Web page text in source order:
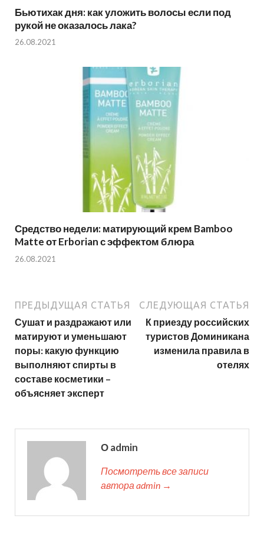
Бьютихак дня: как уложить волосы если под
рукой не оказалось лака?
26.08.2021
Средство недели: матирующий крем Bamboo
Matte от Erborian с эффектом блюра
26.08.2021
ПРЕДЫДУЩАЯ СТАТЬЯ
Сушат и раздражают или
матируют и уменьшают
поры: какую функцию
выполняют спирты в
составе косметики –
объясняет эксперт
СЛЕДУЮЩАЯ СТАТЬЯ
К приезду российских
туристов Доминикана
изменила правила в
отелях
О admin
Посмотреть все записи
автора admin →